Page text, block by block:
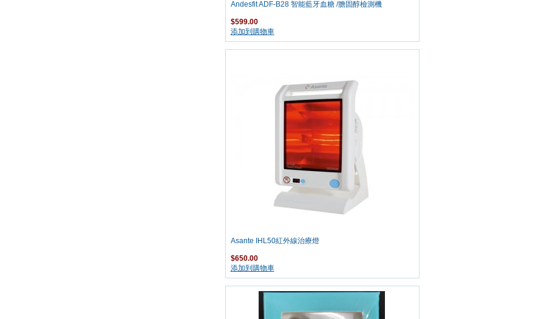
Andesfit ADF-B28 智能藍牙血糖 /膽固醇檢測機
$599.00
添加到購物車
Asante IHL50紅外線治療燈
$650.00
添加到購物車